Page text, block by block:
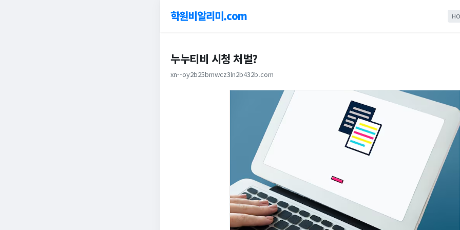
학원비알리미.com
누누티비 시청 처벌?
xn--oy2b25bmwcz3ln2b432b.com